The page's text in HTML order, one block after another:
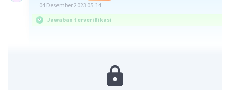
04 Desember 2023 05:14
Jawaban terverifikasi